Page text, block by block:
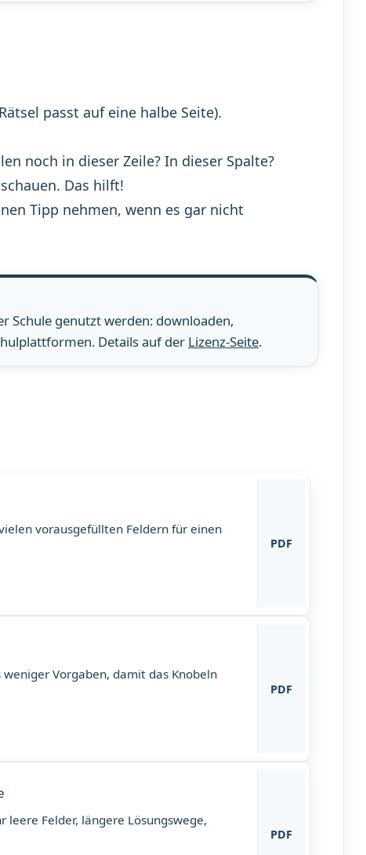
passt auf eine halbe Seite).
noch in dieser Zeile? In dieser Spalte?
Das hilft!
Tipp nehmen, wenn es gar nicht
Schule genutzt werden: downloaden,
Details auf der Lizenz-Seite.
vorausgefüllten Feldern für einen
PDF
Vorgaben, damit das Knobeln
PDF
leere Felder, längere Lösungswege,
PDF